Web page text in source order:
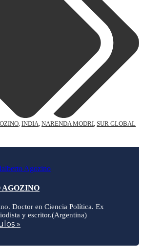
, INDIA, NARENDA MODRI, SUR GLOBAL
AGOZINO
Doctor en Ciencia Política. Ex
y escritor.(Argentina)
»